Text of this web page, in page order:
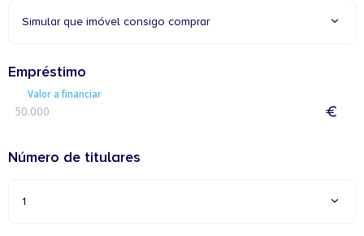
Simular que imóvel consigo comprar
Empréstimo
Valor a financiar
Número de titulares
1